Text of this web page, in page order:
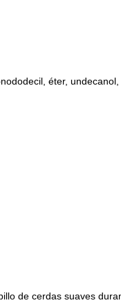
éter,
de cerdas suaves